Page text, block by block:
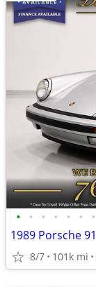
• • • • • • •
8/7 101k mi